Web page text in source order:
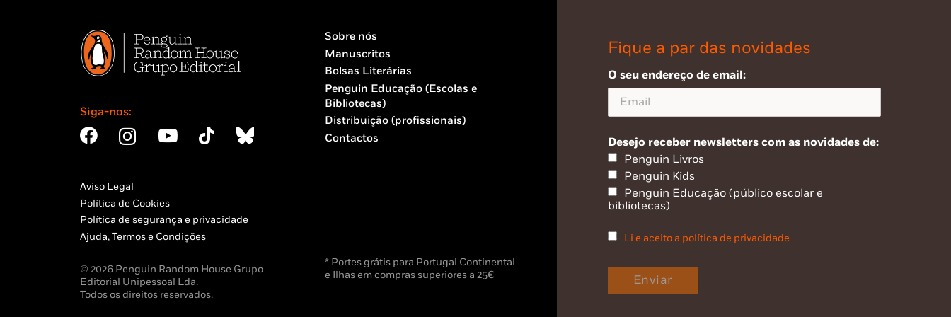
Siga-nos:
Aviso Legal
Política de Cookies
Política de segurança e privacidade
Ajuda, Termos e Condições
© 2026 Penguin Random House Grupo
Editorial Unipessoal Lda.
Todos os direitos reservados.
Sobre nós
Manuscritos
Bolsas Literárias
Penguin Educação (Escolas e
Bibliotecas)
Distribuição (profissionais)
Contactos
* Portes grátis para Portugal Continental
e Ilhas em compras superiores a 25€
Fique a par das novidades
O seu endereço de email:
Desejo receber newsletters com as novidades de:
Penguin Livros
Penguin Kids
Penguin Educação (público escolar e
bibliotecas)
Li e aceito a política de privacidade